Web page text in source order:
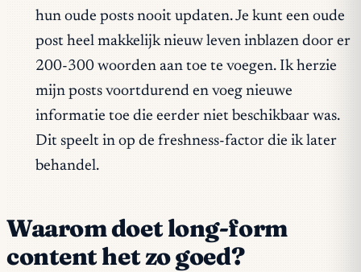
hun oude posts nooit updaten. Je kunt een oude
post heel makkelijk nieuw leven inblazen door er
200-300 woorden aan toe te voegen. Ik herzie
mijn posts voortdurend en voeg nieuwe
informatie toe die eerder niet beschikbaar was.
Dit speelt in op de freshness-factor die ik later
behandel.
Waarom doet long-form
content het zo goed?